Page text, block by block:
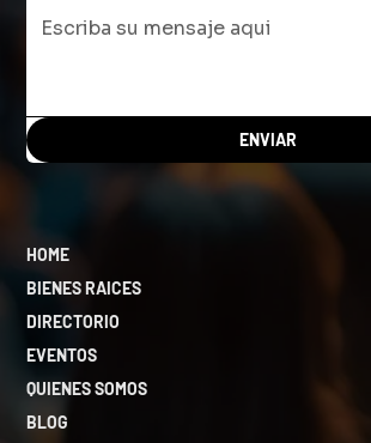
ENVIAR
HOME
BIENES RAICES
DIRECTORIO
EVENTOS
QUIENES SOMOS
BLOG